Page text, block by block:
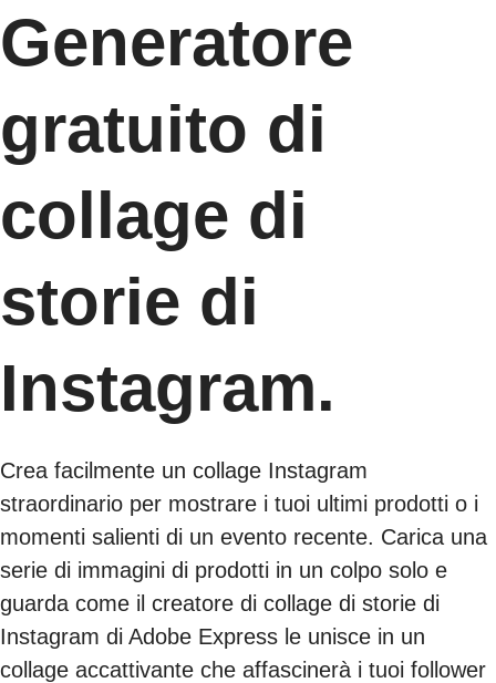
Generatore
gratuito di
collage di
storie di
Instagram.
Crea facilmente un collage Instagram
straordinario per mostrare i tuoi ultimi prodotti o i
momenti salienti di un evento recente. Carica una
serie di immagini di prodotti in un colpo solo e
guarda come il creatore di collage di storie di
Instagram di Adobe Express le unisce in un
collage accattivante che affascinerà i tuoi follower